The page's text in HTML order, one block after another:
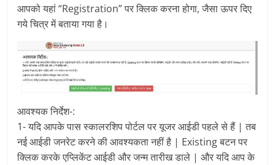
आपको यहां “Registration” पर क्लिक करना होगा, जैसा ऊपर दिए
गये चित्र में बताया गया है।
आवश्यक निर्देश-:
1- यदि आपके पास स्कालरशिप पोर्टल पर यूजर आईडी पहले से हैं | तब
नई आईडी जनरेट करने की आवश्यकता नहीं है | Existing बटन पर
क्लिक करके एप्लिकेंट आईडी और जन्म तारीख डाले | और यदि आप के